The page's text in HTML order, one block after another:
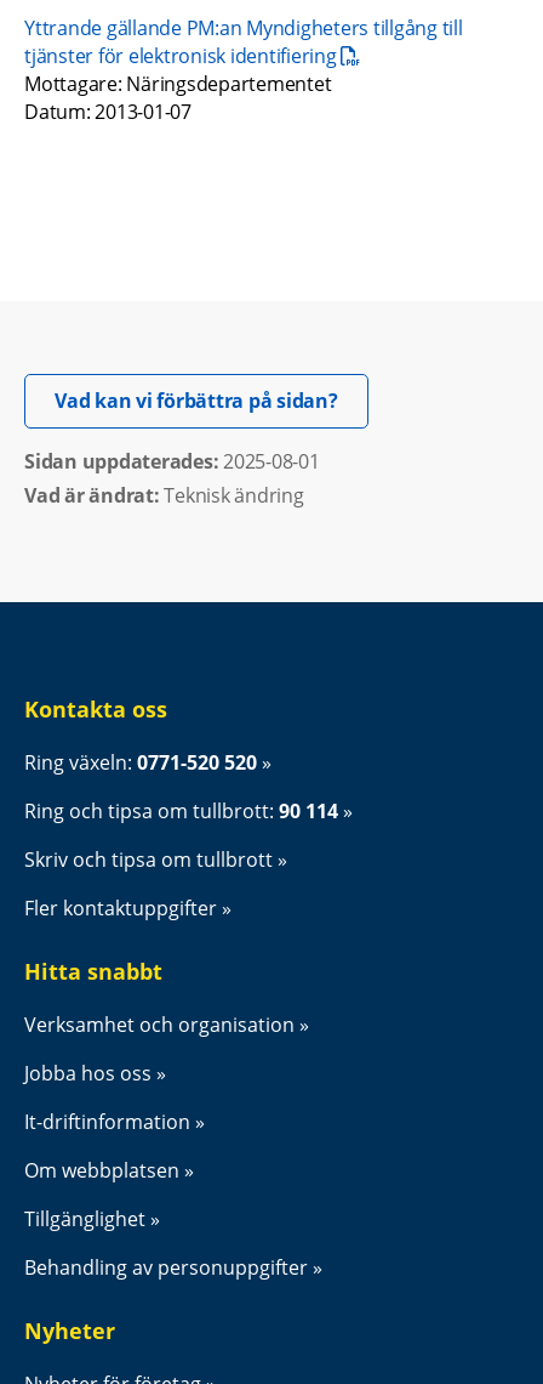
Yttrande gällande PM:an Myndigheters tillgång till
tjänster för elektronisk identifieringpdf, 55.5 kB.
Mottagare: Näringsdepartementet
Datum: 2013-01-07
Vad kan vi förbättra på sidan?Öppnas i nytt fönster.
Sidan uppdaterades: 2025-08-01
Vad är ändrat:Teknisk ändring
Kontakta oss
Ring växeln: 0771-520 520
Ring och tipsa om tullbrott: 90 114
Skriv och tipsa om tullbrott
Fler kontaktuppgifter
Hitta snabbt
Verksamhet och organisation
Jobba hos oss
It-driftinformation
Om webbplatsen
Tillgänglighet
Behandling av personuppgifter
Nyheter